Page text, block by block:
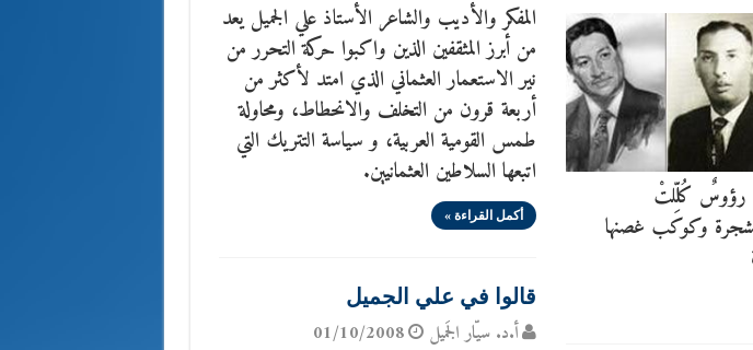
كُلِّلتْ
وكوكب غصنها
المفكر والأديب والشاعر الأستاذ علي الجميل يعد
من أبرز المثقفين الذين واكبوا حركة التحرر من
نير الاستعمار العثماني الذي امتد لأكثر من
أربعة قرون من التخلف والانحطاط، ومحاولة
طمس القومية العربية، و سياسة التتريك التي
اتبعها السلاطين العثمانيين.
أكمل القراءة »
قالوا في علي الجميل
أ.د. سيّار الجَميل 01/10/2008